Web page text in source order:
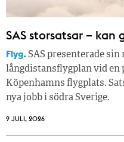
SAS storsatsar – kan
Flyg.SAS presenterade
långdistansflygplan vid en
Köpenhamns flygplats.
nya jobb i södra Sverige.
9 JULI, 2026